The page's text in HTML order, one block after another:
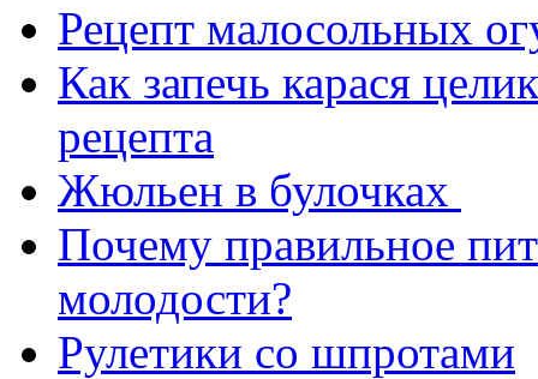
Рецепт малосольных
Как запечь карася
рецепта
Жюльен в булочках
Почему правильное
молодости?
Рулетики со шпротами